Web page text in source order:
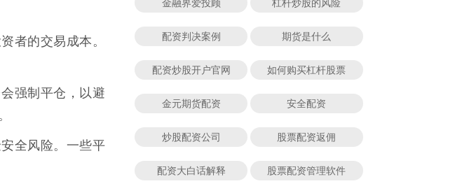
者的交易成本。
强制平仓，以避
全风险。一些平
金融界爱投顾 杠杆炒股的风险
配资判决案例 期货是什么
配资炒股开户官网 如何购买杠杆股票
金元期货配资 安全配资
炒股配资公司 股票配资返佣
配资大白话解释 股票配资管理软件